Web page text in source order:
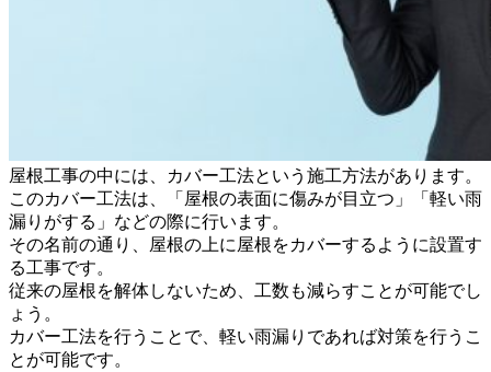
屋根工事の中には、カバー工法という施工方法があります。
このカバー工法は、「屋根の表面に傷みが目立つ」「軽い雨
漏りがする」などの際に行います。
その名前の通り、屋根の上に屋根をカバーするように設置す
る工事です。
従来の屋根を解体しないため、工数も減らすことが可能でし
ょう。
カバー工法を行うことで、軽い雨漏りであれば対策を行うこ
とが可能です。